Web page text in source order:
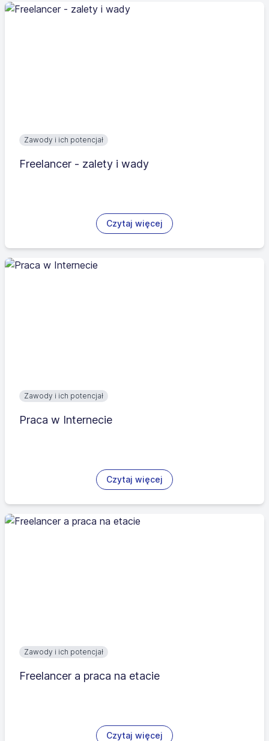
Zawody i ich potencjał
Freelancer - zalety i wady
Czytaj więcej
Zawody i ich potencjał
Praca w Internecie
Czytaj więcej
Zawody i ich potencjał
Freelancer a praca na etacie
Czytaj więcej